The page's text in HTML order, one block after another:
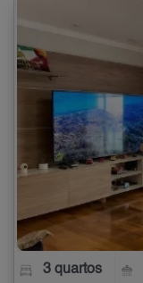
3 quartos